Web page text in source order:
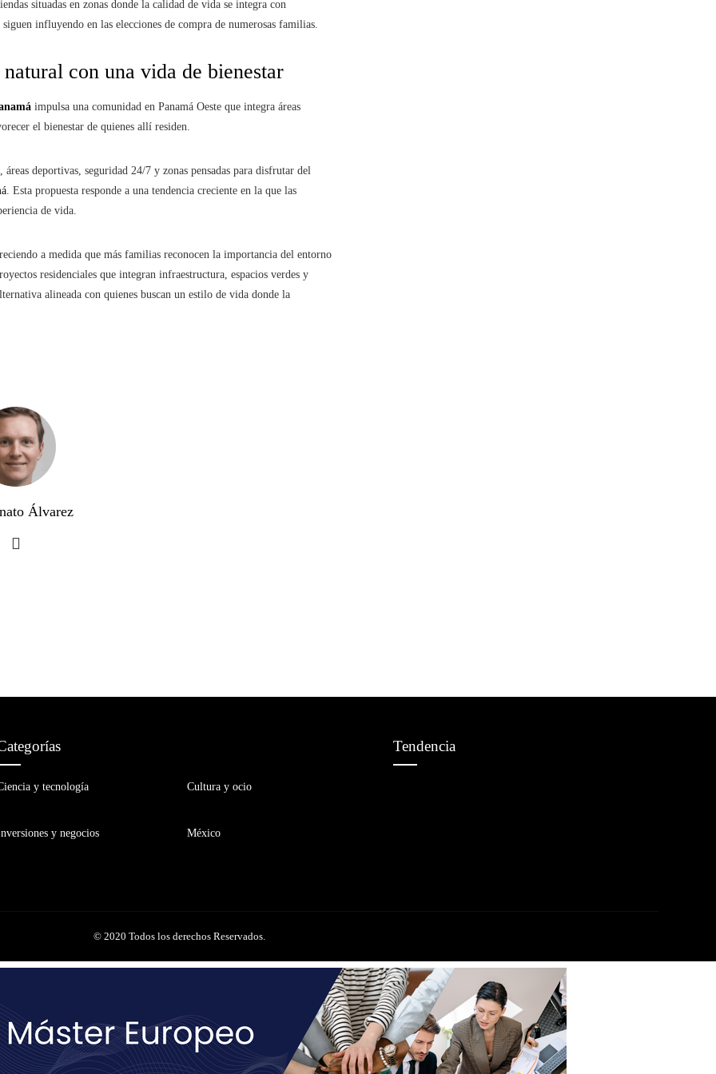
situadas en zonas donde la calidad de vida se integra con
influyendo en las elecciones de compra de numerosas familias.
con una vida de bienestar
impulsa una comunidad en Panamá Oeste que integra áreas
el bienestar de quienes allí residen.
deportivas, seguridad 24/7 y zonas pensadas para disfrutar del
. Esta propuesta responde a una tendencia creciente en la que las
de vida.
a medida que más familias reconocen la importancia del entorno
residenciales que integran infraestructura, espacios verdes y
alineada con quienes buscan un estilo de vida donde la
Álvarez
y tecnología Cultura y ocio
y negocios México
Tendencia
© 2020 Todos los derechos Reservados.